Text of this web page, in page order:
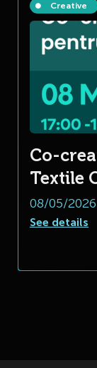
Creative
Co-
Textile
08/05/2026
See details